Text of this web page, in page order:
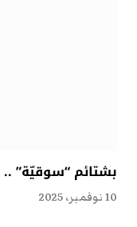
بشتائم “سوقيّة”
10 نوفمبر، 2025